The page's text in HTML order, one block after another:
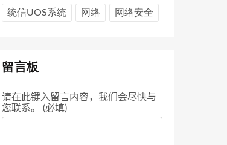
统信UOS系统 网络 网络安全
留言板
请在此键入留言内容，我们会尽快与
您联系。 (必填)